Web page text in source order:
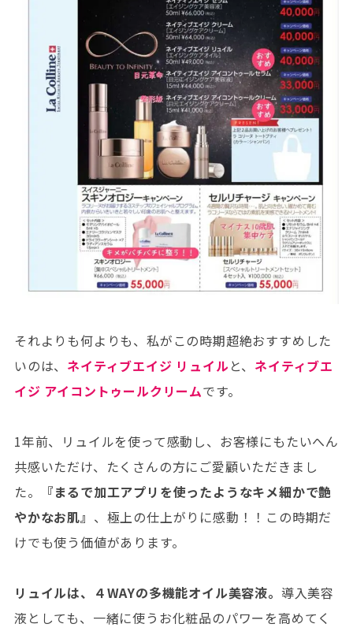
それよりも何よりも、私がこの時期超絶おすすめした
いのは、 ネイティブエイジ リュイルと、 ネイティブエ
イジ アイコントゥールクリームです。
1年前、リュイルを使って感動し、お客様にもたいへん
共感いただけ、たくさんの方にご愛顧いただきまし
た。
『まるで加工アプリを使ったようなキメ細かで艶
やかなお肌』 、極上の仕上がりに感動！！この時期だ
けでも使う価値があります。
リュイルは、４WAYの多機能オイル美容液。 導入美容
液としても、一緒に使うお化粧品のパワーを高めてく